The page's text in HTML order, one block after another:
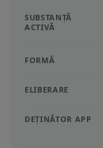
SUBSTANȚĂ
ACTIVĂ
FORMĂ
ELIBERARE
DEȚINĂTOR APP